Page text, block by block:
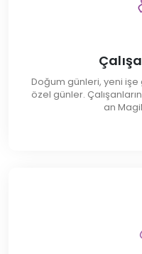
Doğum günleri, yeni
özel günler.
an